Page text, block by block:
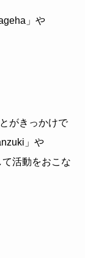
」や
がきっかけで
」や
て活動をおこな